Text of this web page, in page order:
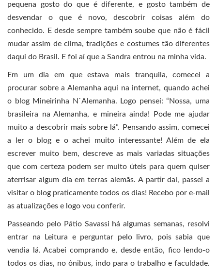
pequena gosto do que é diferente, e gosto também de
desvendar o que é novo, descobrir coisas além do
conhecido. E desde sempre também soube que não é fácil
mudar assim de clima, tradições e costumes tão diferentes
daqui do Brasil. E foi aí que a Sandra entrou na minha vida.
Em um dia em que estava mais tranquila, comecei a
procurar sobre a Alemanha aqui na internet, quando achei
o blog Mineirinha N`Alemanha. Logo pensei: “Nossa, uma
brasileira na Alemanha, e mineira ainda! Pode me ajudar
muito a descobrir mais sobre lá”. Pensando assim, comecei
a ler o blog e o achei muito interessante! Além de ela
escrever muito bem, descreve as mais variadas situações
que com certeza podem ser muito úteis para quem quiser
aterrisar algum dia em terras alemãs. A partir daí, passei a
visitar o blog praticamente todos os dias! Recebo por e-mail
as atualizações e logo vou conferir.
Passeando pelo Pátio Savassi há algumas semanas, resolvi
entrar na Leitura e perguntar pelo livro, pois sabia que
vendia lá. Acabei comprando e, desde então, fico lendo-o
todos os dias, no ônibus, indo para o trabalho e faculdade.